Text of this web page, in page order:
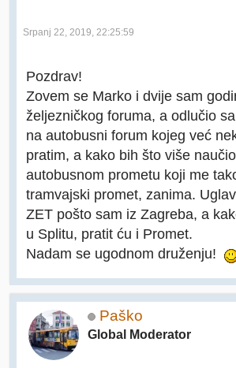
Srpanj 22, 2019, 22:25:59
Pozdrav!
Zovem se Marko i dvije sam
željezničkog foruma, a odlučio
na autobusni forum kojeg već
pratim, a kako bih što više
autobusnom prometu koji me
tramvajski promet, zanima.
ZET pošto sam iz Zagreba, a
u Splitu, pratit ću i Promet.
Nadam se ugodnom druženju!
Paško
Global Moderator